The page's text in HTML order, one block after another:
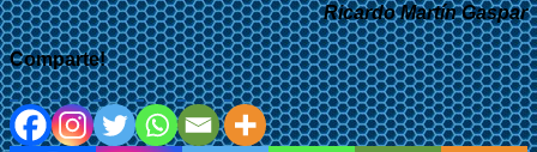
Ricardo Martín Gaspar
Comparte!